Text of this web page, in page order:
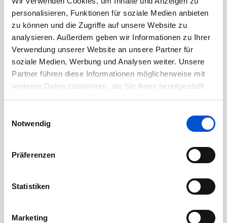
personalisieren, Funktionen für soziale Medien anbieten
zu können und die Zugriffe auf unsere Website zu
analysieren. Außerdem geben wir Informationen zu Ihrer
Verwendung unserer Website an unsere Partner für
soziale Medien, Werbung und Analysen weiter. Unsere
Partner führen diese Informationen möglicherweise mit
weiteren Daten zusammen, die Sie ihnen bereitgestellt
haben oder die sie im Rahmen Ihrer Nutzung der Dienste
Notwendig
Präferenzen
Statistiken
Marketing
Oktober 2020
September 2020
August 2020
Juli 2020
Mai 2020
April 2020